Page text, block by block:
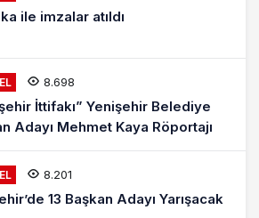
ile imzalar atıldı
8.698
İttifakı” Yenişehir Belediye
Başkan Adayı Mehmet Kaya Röportajı
8.201
13 Başkan Adayı Yarışacak